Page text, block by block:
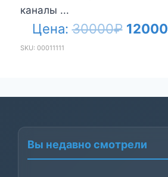
каналы ...
Цена:30000₽ 12000
SKU: 00011111
Вы недавно смотрели